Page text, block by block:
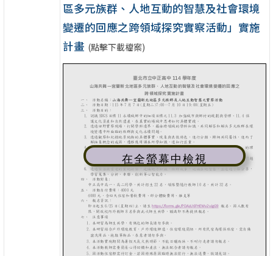
區多元族群、人地互動的智慧及社會環境
變遷的回應之跨領域探究實察活動」實施
計畫 (點擊下載檔案)
在全螢幕中檢視